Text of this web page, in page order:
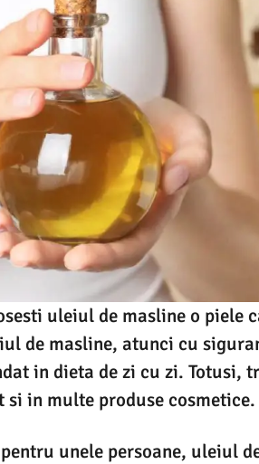
uleiul de masline o piele
de masline, atunci cu
in dieta de zi cu zi. Totusi,
in multe produse cosmetice.
unele persoane, uleiul